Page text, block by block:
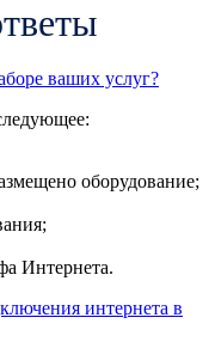
ваших услуг?
оборудование;
Интернета.
интернета в